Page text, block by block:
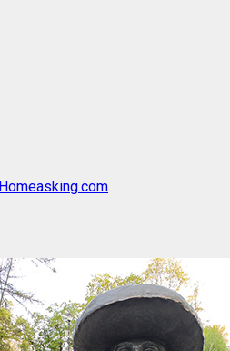
Homeasking.com